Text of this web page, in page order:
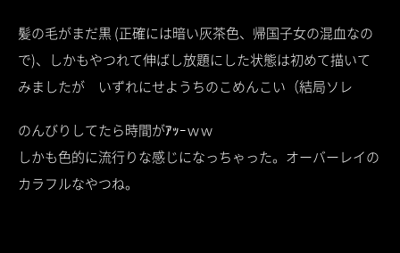
髪の毛がまだ黒 (正確には暗い灰茶色、帰国子女の混血なの
で)、しかもやつれて伸ばし放題にした状態は初めて描いて
みましたが いずれにせようちのこめんこい（結局ソレ
のんびりしてたら時間がｱｯｰｗｗ
しかも色的に流行りな感じになっちゃった。オーバーレイの
カラフルなやつね。